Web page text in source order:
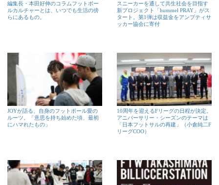
編集長・本田好伸のコラムフットボー
ルカルチャーとは、いつでも生活の傍
らにあるもの。
スニーカーを通して共生社会を目指す
新プロジェクト「hummel PRAY」がス
タート。第1弾は収益金をアンプティサ
ッカー協会に寄付
JOYが語る、自身のフットボール愛の
ルーツ。「意思を持ち始めた頃、最初
にハマれたもの」
10周年を迎えるFリーグの日程が決定。
アニバーサリー・シーズンのテーマは
「日本フットサルの再建」（小倉純二F
リーグCOO）